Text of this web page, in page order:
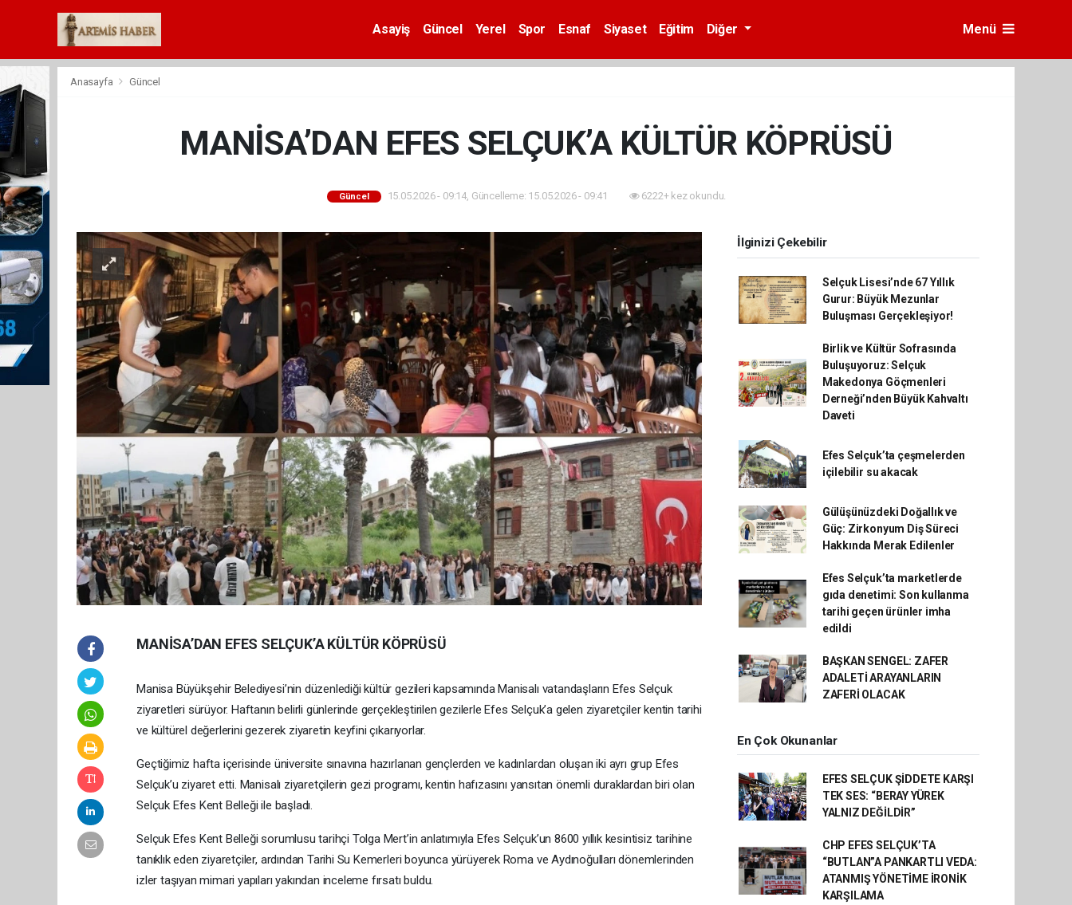
Asayiş Güncel Yerel Spor Esnaf Siyaset Eğitim Diğer Menü
Anasayfa Güncel
MANİSA’DAN EFES SELÇUK’A KÜLTÜR KÖPRÜSÜ
Güncel 15.05.2026 - 09:14, Güncelleme: 15.05.2026 - 09:41 6222+ kez okundu.
MANİSA’DAN EFES SELÇUK’A KÜLTÜR KÖPRÜSÜ
Manisa Büyükşehir Belediyesi’nin düzenlediği kültür gezileri kapsamında Manisalı vatandaşların Efes Selçuk
ziyaretleri sürüyor. Haftanın belirli günlerinde gerçekleştirilen gezilerle Efes Selçuk’a gelen ziyaretçiler kentin tarihi
ve kültürel değerlerini gezerek ziyaretin keyfini çıkarıyorlar.
Geçtiğimiz hafta içerisinde üniversite sınavına hazırlanan gençlerden ve kadınlardan oluşan iki ayrı grup Efes
Selçuk’u ziyaret etti. Manisalı ziyaretçilerin gezi programı, kentin hafızasını yansıtan önemli duraklardan biri olan
Selçuk Efes Kent Belleği ile başladı.
Selçuk Efes Kent Belleği sorumlusu tarihçi Tolga Mert’in anlatımıyla Efes Selçuk’un 8600 yıllık kesintisiz tarihine
tanıklık eden ziyaretçiler, ardından Tarihi Su Kemerleri boyunca yürüyerek Roma ve Aydınoğulları dönemlerinden
izler taşıyan mimari yapıları yakından inceleme fırsatı buldu.
İlginizi Çekebilir
Selçuk Lisesi’nde 67 Yıllık
Gurur: Büyük Mezunlar
Buluşması Gerçekleşiyor!
Birlik ve Kültür Sofrasında
Buluşuyoruz: Selçuk
Makedonya Göçmenleri
Derneği’nden Büyük Kahvaltı
Daveti
Efes Selçuk’ta çeşmelerden
içilebilir su akacak
Gülüşünüzdeki Doğallık ve
Güç: Zirkonyum Diş Süreci
Hakkında Merak Edilenler
Efes Selçuk’ta marketlerde
gıda denetimi: Son kullanma
tarihi geçen ürünler imha
edildi
BAŞKAN SENGEL: ZAFER
ADALETİ ARAYANLARIN
ZAFERİ OLACAK
En Çok Okunanlar
EFES SELÇUK ŞİDDETE KARŞI
TEK SES: “BERAY YÜREK
YALNIZ DEĞİLDİR”
CHP EFES SELÇUK’TA
“BUTLAN”A PANKARTLI VEDA:
ATANMIŞ YÖNETİME İRONİK
KARŞILAMA